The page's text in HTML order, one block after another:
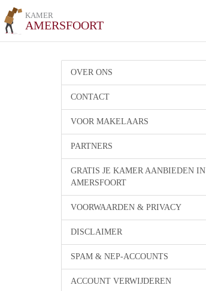
KAMER
AMERSFOORT
OVER ONS
CONTACT
VOOR MAKELAARS
PARTNERS
GRATIS JE KAMER AANBIEDEN IN
AMERSFOORT
VOORWAARDEN & PRIVACY
DISCLAIMER
SPAM & NEP-ACCOUNTS
ACCOUNT VERWIJDEREN